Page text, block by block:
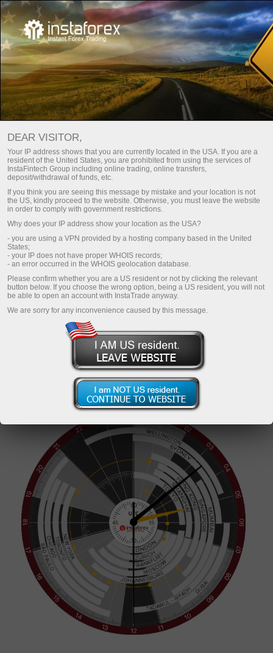
06:08:31
Horloges de plancher de trading d'InstaTrade
Ouvrir un compte réel
Ouvrir un compte démo
DEAR VISITOR,
Your IP address shows that you are currently located in the USA. If you are a
resident of the United States, you are prohibited from using the services of
InstaFintech Group including online trading, online transfers,
deposit/withdrawal of funds, etc.
If you think you are seeing this message by mistake and your location is not
the US, kindly proceed to the website. Otherwise, you must leave the website
in order to comply with government restrictions.
Why does your IP address show your location as the USA?
- you are using a VPN provided by a hosting company based in the United
States;
- your IP does not have proper WHOIS records;
- an error occurred in the WHOIS geolocation database.
Please confirm whether you are a US resident or not by clicking the relevant
button below. If you choose the wrong option, being a US resident, you will not
be able to open an account with InstaTrade anyway.
We are sorry for any inconvenience caused by this message.